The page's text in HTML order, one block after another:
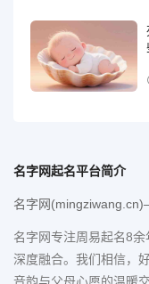
名字网起名平台简介
名字网
名字网专注周易起名8
深度融合。我们相信，